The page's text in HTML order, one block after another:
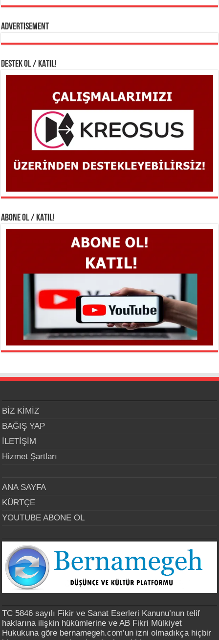
Advertisement
DESTEK OL / KATIL!
ABONE OL / KATIL!
BİZ KİMİZ
BAĞIŞ YAP
İLETİŞİM
Hizmet Şartları
ANA SAYFA
KÜRTÇE
YOUTUBE ABONE OL
TC 5846 sayılı Fikir ve Sanat Eserleri Kanunu’nun telif
haklarına ilişkin hükümlerine ve AB Fikri Mülkiyet
Hukukuna göre bernamegeh.com’un izni olmadıkça hiçbir